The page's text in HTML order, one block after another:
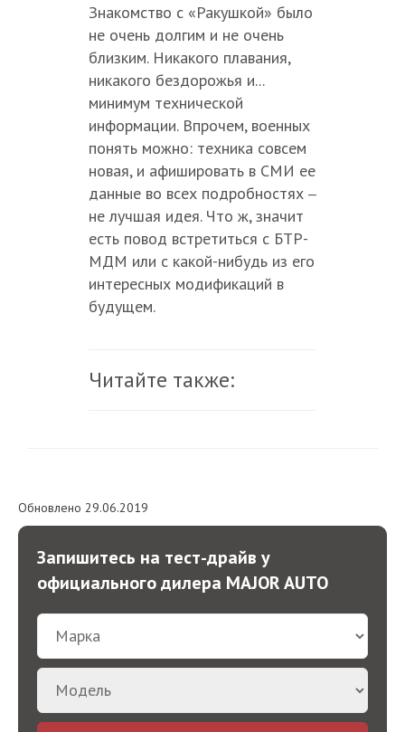
Знакомство с «Ракушкой» было
не очень долгим и не очень
близким. Никакого плавания,
никакого бездорожья и...
минимум технической
информации. Впрочем, военных
понять можно: техника совсем
новая, и афишировать в СМИ ее
данные во всех подробностях –
не лучшая идея. Что ж, значит
есть повод встретиться с БТР-
МДМ или с какой-нибудь из его
интересных модификаций в
будущем.
Читайте также:
Обновлено 29.06.2019
Запишитесь на тест-драйв у
официального дилера MAJOR AUTO